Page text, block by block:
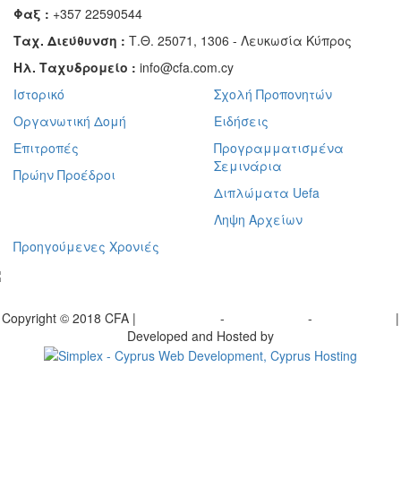
Φαξ : +357 22590544
Ταχ. Διεύθυνση : Τ.Θ. 25071, 1306 - Λευκωσία Κύπρος
Ηλ. Ταχυδρομείο : info@cfa.com.cy
Ιστορικό
Οργανωτική Δομή
Επιτροπές
Πρώην Προέδροι
Σχολή Προπονητών
Ειδήσεις
Προγραμματισμένα
Σεμινάρια
Διπλώματα Uefa
Ληψη Αρχείων
Προηγούμενες Χρονιές
Copyright © 2018 CFA | - -
|
Developed and Hosted by